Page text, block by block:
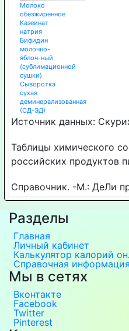
Молоко
обезжиренное
Казеинат
натрия
Бифидин
молочно-
яблоч-ный
(сублимационной
сушки)
Сыворотка
сухая
деминерализованная
(СД-ЭД)
Источник данных:
Таблицы химического
российских продуктов
Справочник. -М.: ДеЛи
Разделы
Главная
Личный кабинет
Калькулятор калорий
Справочная информация
Мы в сетях
Вконтакте
Facebook
Twitter
Pinterest